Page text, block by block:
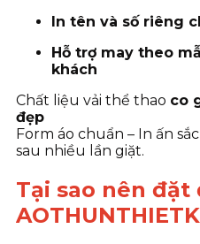
In tên và số riêng
Hỗ trợ may theo
khách
Chất liệu vải thể thao co
đẹp
Form áo chuẩn – In ấn
sau nhiều lần giặt.
Tại sao nên